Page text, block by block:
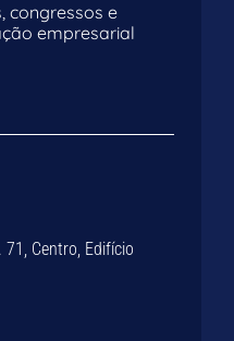
congressos e
empresarial
Centro, Edifício